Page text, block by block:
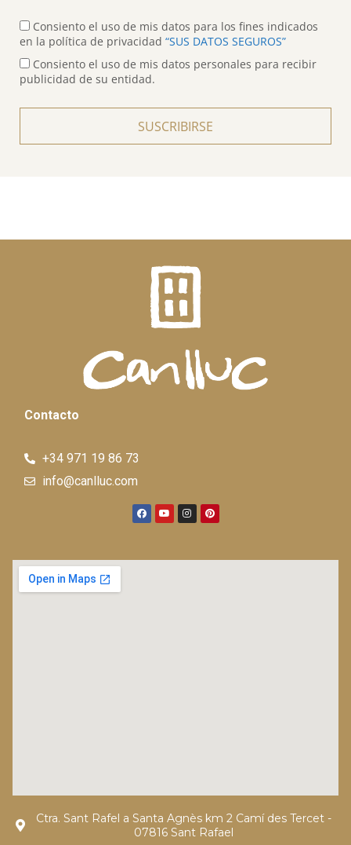
Consiento el uso de mis datos para los fines indicados
en la política de privacidad “SUS DATOS SEGUROS”
Consiento el uso de mis datos personales para recibir
publicidad de su entidad.
SUSCRIBIRSE
Contacto
+34 971 19 86 73
info@canlluc.com
Ctra. Sant Rafel a Santa Agnès km 2 Camí des Tercet -
07816 Sant Rafael